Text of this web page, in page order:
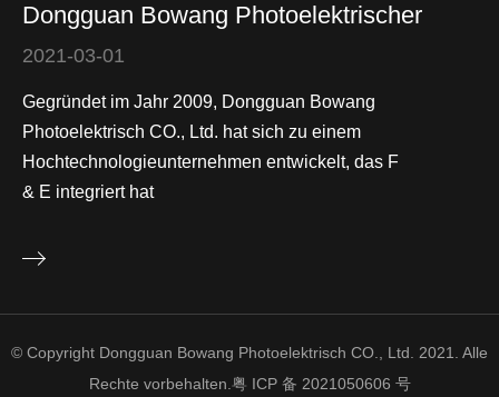
Dongguan Bowang Photoelektrischer
2021-03-01
Gegründet im Jahr 2009, Dongguan Bowang
Photoelektrisch CO., Ltd. hat sich zu einem
Hochtechnologieunternehmen entwickelt, das F
& E integriert hat
© Copyright Dongguan Bowang Photoelektrisch CO., Ltd. 2021. Alle
Rechte vorbehalten.粤 ICP 备 2021050606 号